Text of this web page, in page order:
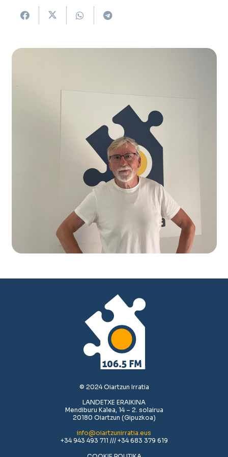
© 2024 Oiartzun Irratia
LANDETXE ERAIKINA
Mendiburu Kalea, 14 – 2. solairua
20180 Oiartzun (Gipuzkoa)
info@oiartzunirratia.eus
+34 943 493 711 /// +34 683 379 619